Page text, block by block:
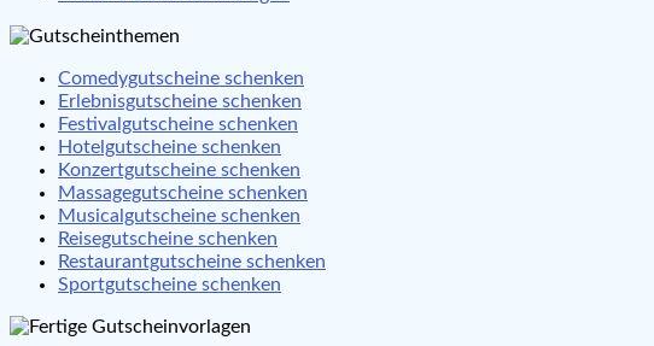
Comedygutscheine schenken
Erlebnisgutscheine schenken
Festivalgutscheine schenken
Hotelgutscheine schenken
Konzertgutscheine schenken
Massagegutscheine schenken
Musicalgutscheine schenken
Reisegutscheine schenken
Restaurantgutscheine schenken
Sportgutscheine schenken